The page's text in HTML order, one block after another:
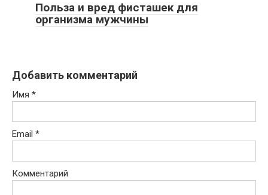
Польза и вред фисташек для
организма мужчины
Добавить комментарий
Имя *
Email *
Комментарий